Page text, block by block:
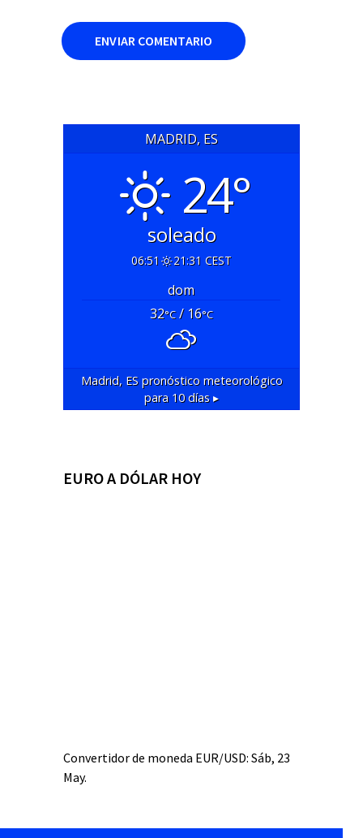
MADRID, ES
24°
soleado
06:51 21:31 CEST
dom
32°C/ 16°C
Madrid, ESpronóstico meteorológico
para 10 días ▸
EURO A DÓLAR HOY
Convertidor de moneda EUR/USD: Sáb, 23
May.